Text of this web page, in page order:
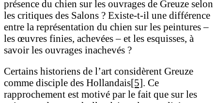
présence du chien sur les ouvrages de Greuze selon
les critiques des Salons ? Existe-t-il une différence
entre la représentation du chien sur les peintures –
les œuvres finies, achevées – et les esquisses, à
savoir les ouvrages inachevés ?
Certains historiens de l’art considèrent Greuze
comme disciple des Hollandais[5]. Ce
rapprochement est motivé par le fait que sur les